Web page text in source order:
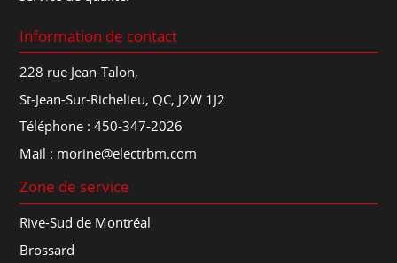
Information de contact
228 rue Jean-Talon,
St-Jean-Sur-Richelieu, QC, J2W 1J2
Téléphone :450-347-2026
Mail : morine@electrbm.com
Zone de service
Rive-Sud de Montréal
Brossard